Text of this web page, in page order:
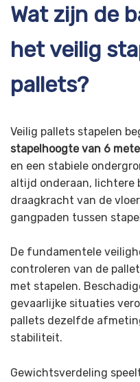
Wat zijn de
het veilig
pallets?
Veilig pallets stapelen
stapelhoogte van 6
en een stabiele
altijd onderaan, lichtere
draagkracht van de
gangpaden tussen
De fundamentele
controleren van de
met stapelen.
gevaarlijke situaties
pallets dezelfde
stabiliteit.
Gewichtsverdeling